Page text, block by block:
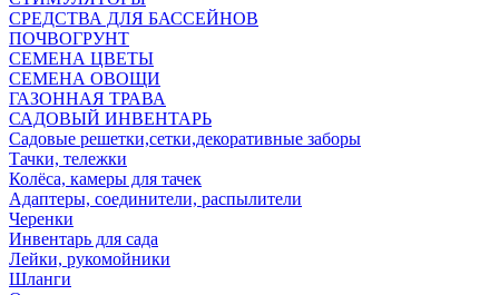
СРЕДСТВА ДЛЯ БАССЕЙНОВ
ПОЧВОГРУНТ
СЕМЕНА ЦВЕТЫ
СЕМЕНА ОВОЩИ
ГАЗОННАЯ ТРАВА
САДОВЫЙ ИНВЕНТАРЬ
Садовые решетки,сетки,декоративные заборы
Тачки, тележки
Колёса, камеры для тачек
Адаптеры, соединители, распылители
Черенки
Инвентарь для сада
Лейки, рукомойники
Шланги